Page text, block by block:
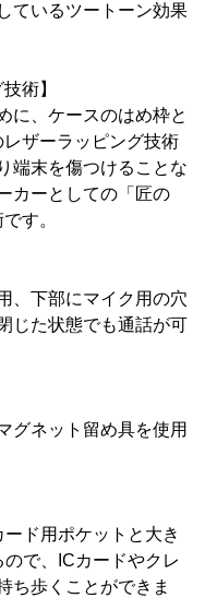
ているツートーン効果
術】
に、ケースのはめ枠と
ザーラッピング技術
端末を傷つけることな
カーとしての「匠の
す。
、下部にマイク用の穴
じた状態でも通話が可
グネット留め具を使用
ド用ポケットと大き
で、ICカードやクレ
ち歩くことができま